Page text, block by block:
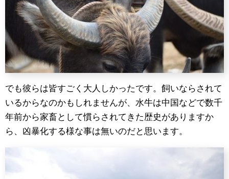
でも彼らは皆すごく大人しかったです。飼いならされて
いるからなのかもしれませんが、水牛は中国などで数千
年前から家畜として慣らされてきた歴史がありますか
ら、凶暴化する様な事は無いのだと思います。